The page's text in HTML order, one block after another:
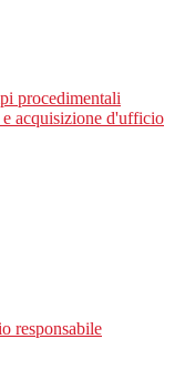
procedimentali
acquisizione d'ufficio
responsabile